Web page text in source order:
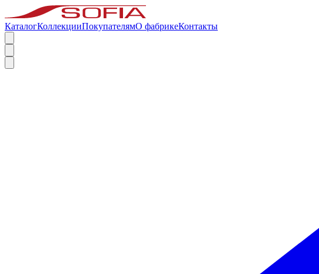
КаталогКоллекцииПокупателямО фабрикеКонтакты